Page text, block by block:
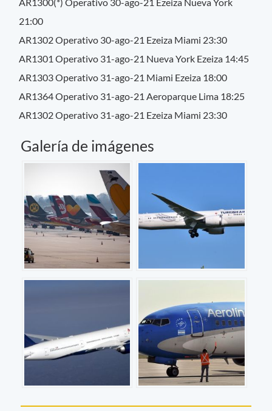
21:00
AR1302 Operativo 30-ago-21 Ezeiza Miami 23:30
AR1301 Operativo 31-ago-21 Nueva York Ezeiza 14:45
AR1303 Operativo 31-ago-21 Miami Ezeiza 18:00
AR1364 Operativo 31-ago-21 Aeroparque Lima 18:25
AR1302 Operativo 31-ago-21 Ezeiza Miami 23:30
Galería de imágenes